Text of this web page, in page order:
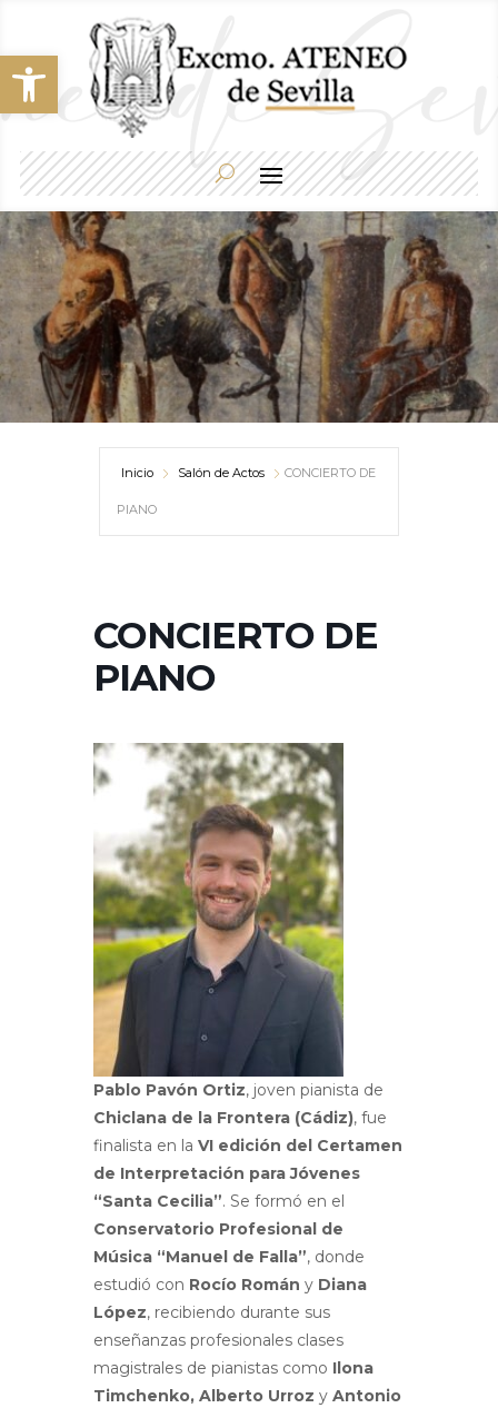
Abrir barra de herramientas
Inicio Salón de Actos CONCIERTO DE
PIANO
CONCIERTO DE
PIANO
Pablo Pavón Ortiz, joven pianista de
Chiclana de la Frontera (Cádiz), fue
finalista en la VI edición del Certamen
de Interpretación para Jóvenes
“Santa Cecilia”. Se formó en el
Conservatorio Profesional de
Música “Manuel de Falla”, donde
estudió con Rocío Román y Diana
López, recibiendo durante sus
enseñanzas profesionales clases
magistrales de pianistas como Ilona
Timchenko, Alberto Urroz y Antonio